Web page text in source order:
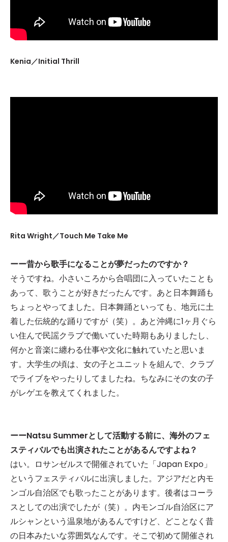
Kenia／Initial Thrill
Rita Wright／Touch Me Take Me
ーー昔から歌手になることが夢だったのですか？
そうですね。小さいころから合唱団に入っていたことも
あって、歌うことが好きだったんです。あと日本舞踊も
ちょっとやってました。日本舞踊といっても、地元に土
着した伝統的な踊りですが（笑）。あと沖縄に1ヶ月ぐら
い住んで民謡クラブで働いていた時期もありましたし、
何かと音楽に纏わる仕事や文化に触れていたと思いま
す。大学生の頃は、女の子とユニットを組んで、クラブ
でライブをやったりしてましたね。ちなみにその女の子
がレゲエを教えてくれました。
ーーNatsu Summerとして活動する前に、海外のフェ
スティバルでも出演されたことがあるんですよね？
はい。ロサンゼルスで開催されていた「Japan Expo」
というフェスティバルに出演しました。アジアだと内モ
ンゴル自治区でも歌ったことがあります。後者はコーラ
スとしての出演でしたが（笑）。内モンゴル自治区にア
ルシャンという温泉地があるんですけど、どことなく昔
の日本みたいな雰囲気なんです。そこで初めて開催され